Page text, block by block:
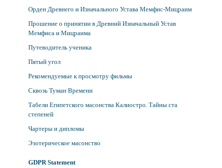
Орден Древнего и Изначального Устава Мемфис-Мицраим
Прошение о принятии в Древний Изначальный Устав
Мемфиса и Мицраима
Путеводитель ученика
Пятый угол
Рекомендуемые к просмотру фильмы
Сквозь Туман Времени
Табели Египетского масонства Калиостро. Тайны ста
степеней
Чартеры и дипломы
Эзотерическое масонство
GDPR Statement